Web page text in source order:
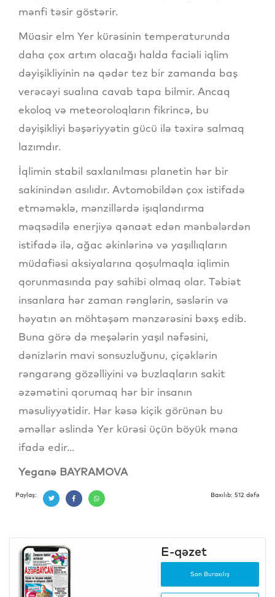
mənfi təsir göstərir.
Müasir elm Yer kürəsinin temperaturunda
daha çox artım olacağı halda faciəli iqlim
dəyişikliyinin nə qədər tez bir zamanda baş
verəcəyi sualına cavab tapa bilmir. Ancaq
ekoloq və meteoroloqların fikrincə, bu
dəyişikliyi bəşəriyyətin gücü ilə təxirə salmaq
lazımdır.
İqlimin stabil saxlanılması planetin hər bir
sakinindən asılıdır. Avtomobildən çox istifadə
etməməklə, mənzillərdə işıqlandırma
məqsədilə enerjiyə qənaət edən mənbələrdən
istifadə ilə, ağac əkinlərinə və yaşıllıqların
müdafiəsi aksiyalarına qoşulmaqla iqlimin
qorunmasında pay sahibi olmaq olar. Təbiət
insanlara hər zaman rənglərin, səslərin və
həyatın ən möhtəşəm mənzərəsini bəxş edib.
Buna görə də meşələrin yaşıl nəfəsini,
dənizlərin mavi sonsuzluğunu, çiçəklərin
rəngarəng gözəlliyini və buzlaqların sakit
əzəmətini qorumaq hər bir insanın
məsuliyyətidir. Hər kəsə kiçik görünən bu
əməllər əslində Yer kürəsi üçün böyük məna
ifadə edir...
Yeganə BAYRAMOVA
Paylaş: Baxılıb: 512 dəfə
E-qəzet
Son Buraxılış